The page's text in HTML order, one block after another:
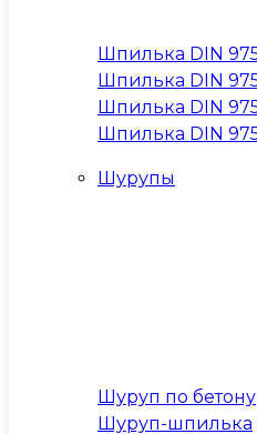
Шпилька DIN
Шпилька DIN
Шпилька DIN
Шпилька DIN
Шурупы
Шуруп по бетону
Шуруп-шпилька